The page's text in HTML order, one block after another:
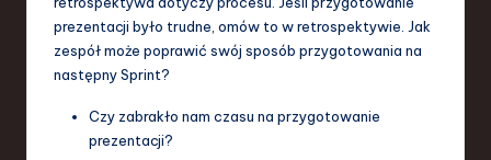
prezentacji było trudne, omów to w retrospektywie. Jak
zespół może poprawić swój sposób przygotowania na
następny Sprint?
Czy zabrakło nam czasu na przygotowanie
prezentacji?